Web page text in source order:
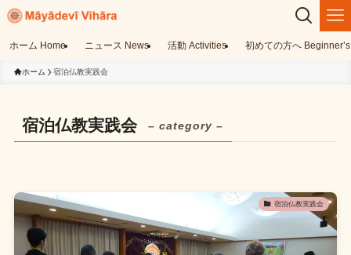
ホーム Home ニュース News 活動 Activities 初めての方へ
ホーム 宿泊仏教実践会
宿泊仏教実践会 – category –
宿泊仏教実践会